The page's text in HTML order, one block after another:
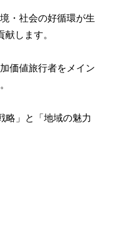
・社会の好循環が生
します。
価値旅行者をメイン
略」と「地域の魅力